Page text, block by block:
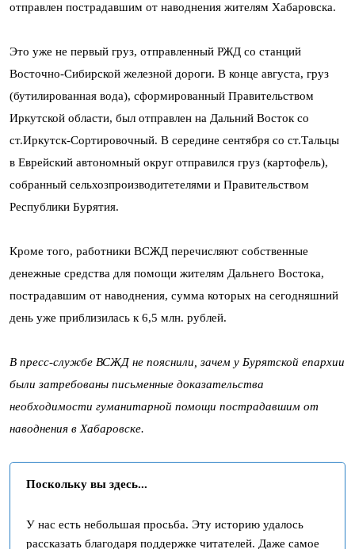
отправлен пострадавшим от наводнения жителям Хабаровска.
Это уже не первый груз, отправленный РЖД со станций
Восточно-Сибирской железной дороги. В конце августа, груз
(бутилированная вода), сформированный Правительством
Иркутской области, был отправлен на Дальний Восток со
ст.Иркутск-Сортировочный. В середине сентября со ст.Тальцы
в Еврейский автономный округ отправился груз (картофель),
собранный сельхозпроизводитетелями и Правительством
Республики Бурятия.
Кроме того, работники ВСЖД перечисляют собственные
денежные средства для помощи жителям Дальнего Востока,
пострадавшим от наводнения, сумма которых на сегодняшний
день уже приблизилась к 6,5 млн. рублей.
В пресс-службе ВСЖД не пояснили, зачем у Бурятской епархии
были затребованы письменные доказательства
необходимости гуманитарной помощи пострадавшим от
наводнения в Хабаровске.
Поскольку вы здесь...
У нас есть небольшая просьба. Эту историю удалось
рассказать благодаря поддержке читателей. Даже самое